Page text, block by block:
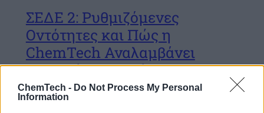
ChemTech - Do Not Process My Personal
Information
ΣΕΔΕ 2: Ρυθμιζόμενες
Οντότητες και Πώς η
ChemTech Αναλαμβάνει
την Πλήρη Συμμόρφωση